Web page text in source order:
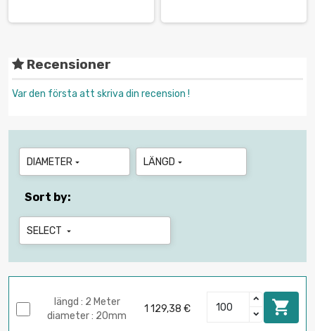
Recensioner
Var den första att skriva din recension !
DIAMETER  LÄNGD 
Sort by:
SELECT 
längd : 2 Meter
diameter : 20mm
1 129,38 € 